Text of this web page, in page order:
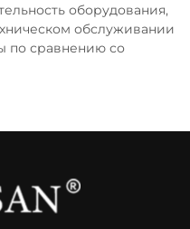
оборудования,
обслуживании
по сравнению со